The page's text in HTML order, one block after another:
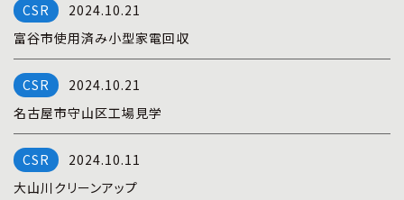
2024.10.21
富谷市使用済み小型家電回収
2024.10.21
名古屋市守山区工場見学
2024.10.11
大山川クリーンアップ